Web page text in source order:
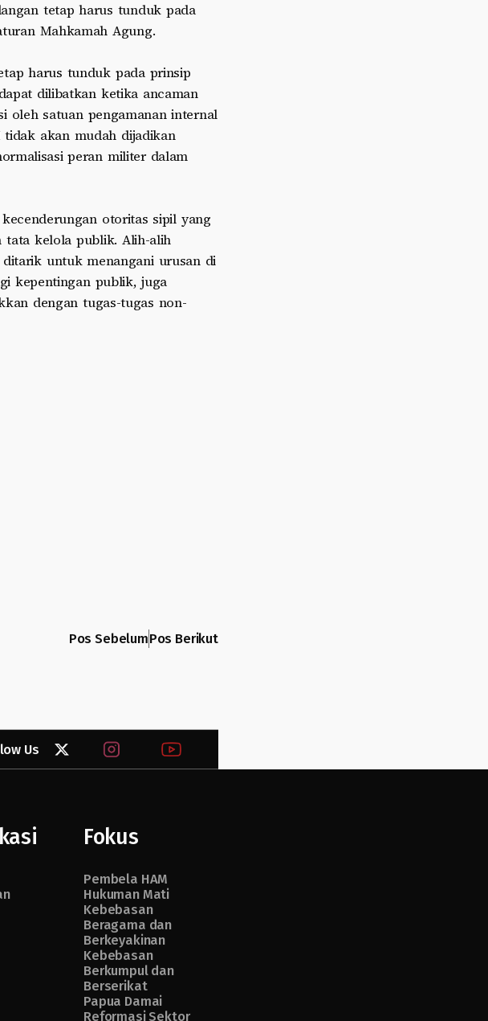
tetap harus tunduk pada
Mahkamah Agung.
harus tunduk pada prinsip
dilibatkan ketika ancaman
oleh satuan pengamanan internal
akan mudah dijadikan
peran militer dalam
otoritas sipil yang
tata kelola publik. Alih-alih
untuk menangani urusan di
kepentingan publik, juga
dengan tugas-tugas non-
Pos SebelumPos Berikut
Fokus
Pembela HAM
Hukuman Mati
Kebebasan
Beragama dan
Berkeyakinan
Kebebasan
Berkumpul dan
Berserikat
Papua Damai
Reformasi Sektor
Us